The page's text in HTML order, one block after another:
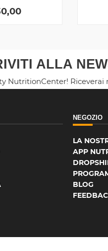
ALLA
NutritionCenter!
NEGOZIO
LA
APP
BLOG